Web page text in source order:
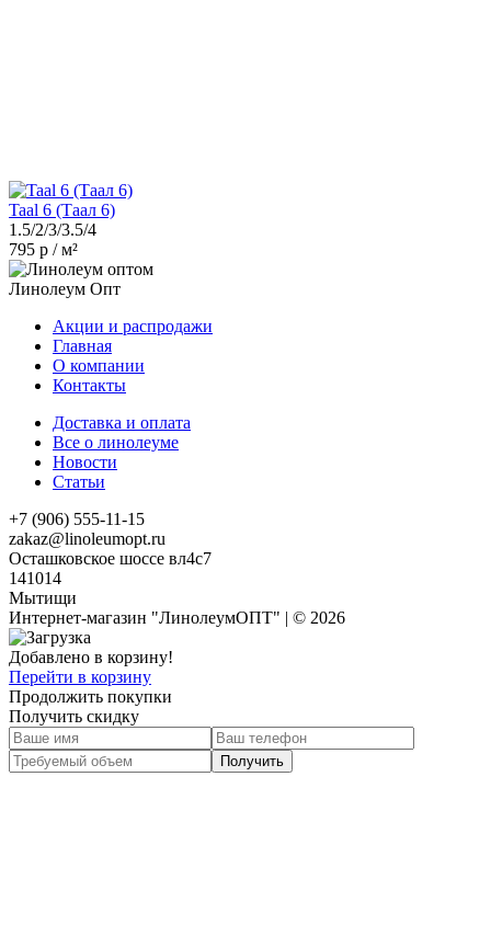
Taal 6 (Таал 6)
1.5/2/3/3.5/4
795 р / м²
Линолеум Опт
Акции и распродажи
Главная
О компании
Контакты
Доставка и оплата
Все о линолеуме
Новости
Статьи
+7 (906) 555-11-15
zakaz@linoleumopt.ru
Осташковское шоссе вл4с7
141014
Мытищи
Интернет-магазин "ЛинолеумОПТ" | © 2026
Добавлено в корзину!
Перейти в корзину
Продолжить покупки
Получить скидку